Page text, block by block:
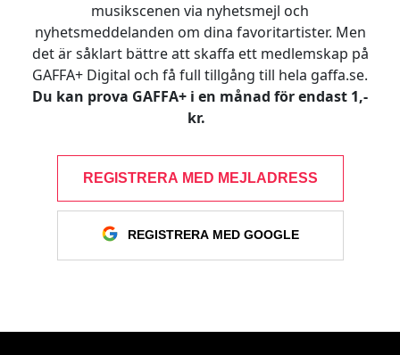
musikscenen via nyhetsmejl och
nyhetsmeddelanden om dina favoritartister. Men
det är såklart bättre att skaffa ett medlemskap på
GAFFA+ Digital och få full tillgång till hela gaffa.se.
Du kan prova GAFFA+ i en månad för endast 1,-
kr.
REGISTRERA MED MEJLADRESS
REGISTRERA MED GOOGLE